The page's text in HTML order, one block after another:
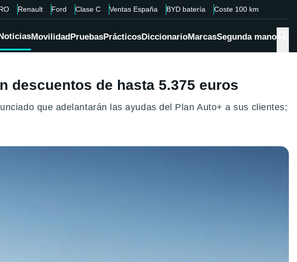
Renault Ford Clase C Ventas España BYD batería Coste 100 km
MovilidadPruebasPrácticosDiccionarioMarcasSegunda mano
descuentos de hasta 5.375 euros
que adelantarán las ayudas del Plan Auto+ a sus clientes;